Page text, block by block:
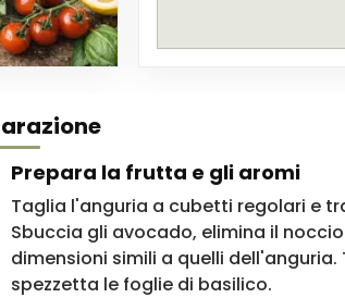
Prepara la frutta e gli aromi
Taglia l'anguria a cubetti regolari e
Sbuccia gli avocado, elimina il
dimensioni simili a quelli
spezzetta le foglie di basilico.